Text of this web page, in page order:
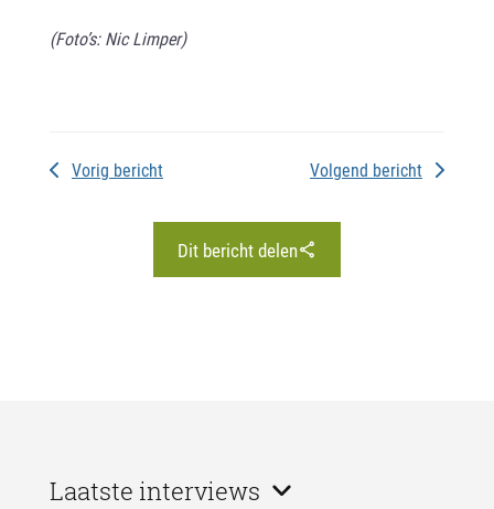
(Foto’s: Nic Limper)
Vorig bericht Volgend bericht
Dit bericht delen
Laatste interviews